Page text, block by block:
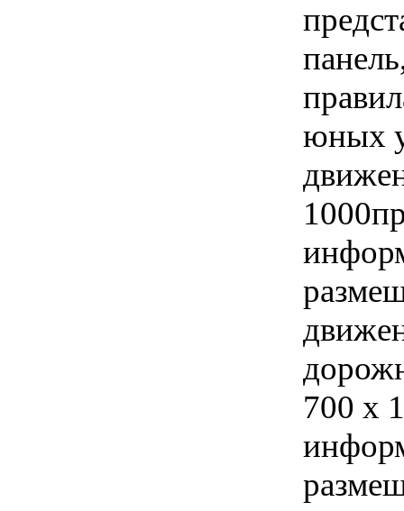
юных
700 х